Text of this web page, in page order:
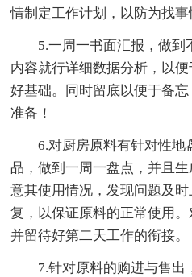
情制定工作计划，以防为找事
5.一周一书面汇报，做
内容就行详细数据分析，以
好基础。同时留底以便于备
准备！
6.对厨房原料有针对性地
品，做到一周一盘点，并且
意其使用情况，发现问题及
复，以保证原料的正常使用。
并留待好第二天工作的衔接。
7.针对原料的购进与售